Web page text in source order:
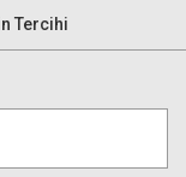
Tercihi